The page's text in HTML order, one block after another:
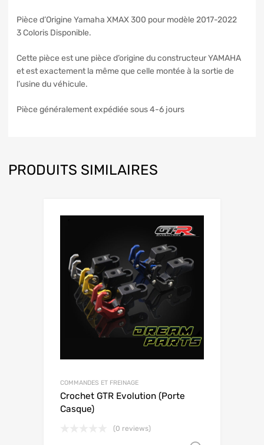
Pièce d’Origine Yamaha XMAX 300 pour modèle 2017-2022
3 Coloris Disponible.
Cette pièce est une pièce d’origine du constructeur YAMAHA
et est exactement la même que celle montée à la sortie de
l’usine du véhicule.
Pièce généralement expédiée sous 4-6 jours
PRODUITS SIMILAIRES
COMMANDES ET FREINAGE
Crochet GTR Evolution (Porte
Casque)
(0 reviews)